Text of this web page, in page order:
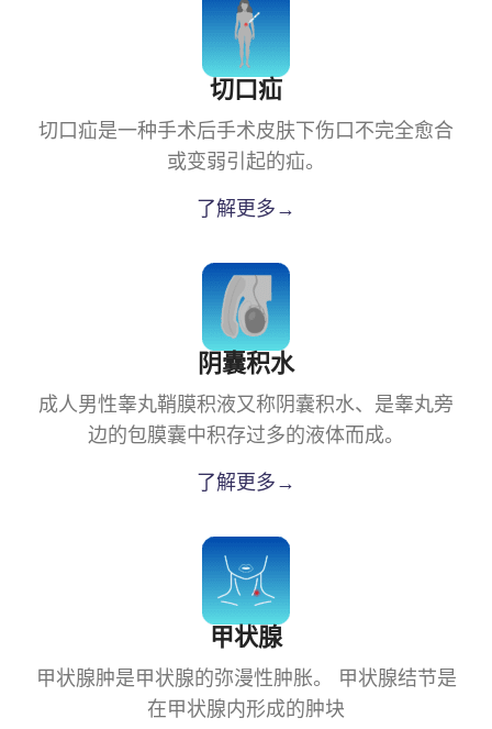
切口疝
切口疝是一种手术后手术皮肤下伤口不完全愈合
或变弱引起的疝。
了解更多→
阴囊积水
成人男性睾丸鞘膜积液又称阴囊积水、是睾丸旁
边的包膜囊中积存过多的液体而成。
了解更多→
甲状腺
甲状腺肿是甲状腺的弥漫性肿胀。 甲状腺结节是
在甲状腺内形成的肿块